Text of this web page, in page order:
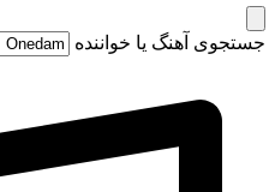
جستجوی آهنگ یا خواننده